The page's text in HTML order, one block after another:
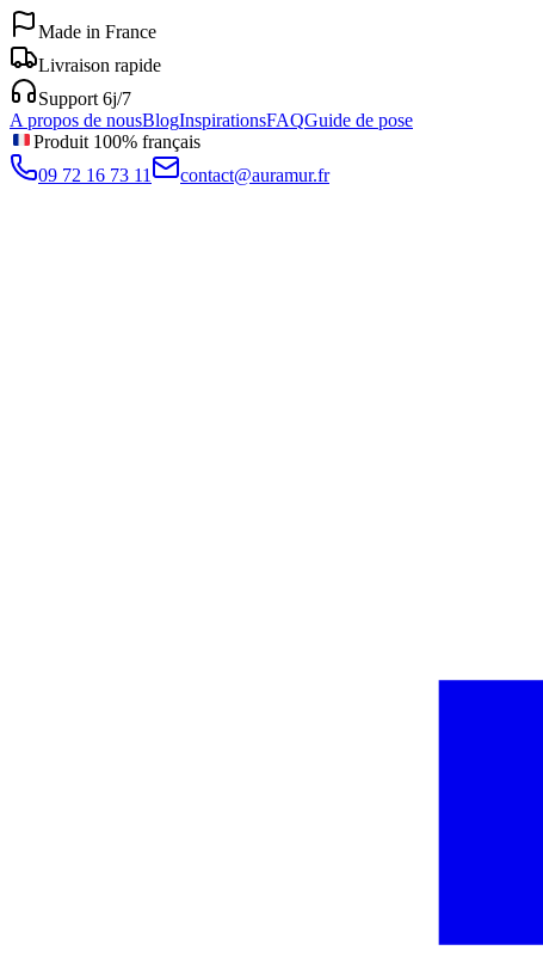
Made in France
Livraison rapide
Support 6j/7
A propos de nousBlogInspirationsFAQGuide de pose
Produit 100% français
09 72 16 73 11
contact@auramur.fr